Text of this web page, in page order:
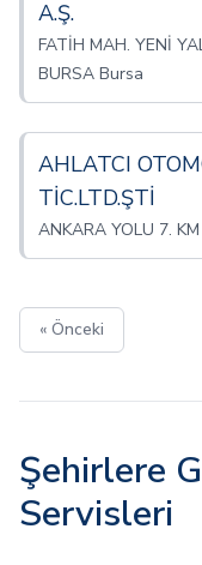
A.Ş.
FATİH MAH. YENİ
BURSA Bursa
AHLATCI
TİC.LTD.ŞTİ
ANKARA YOLU 7.
« Önceki
Şehirlere
Servisleri